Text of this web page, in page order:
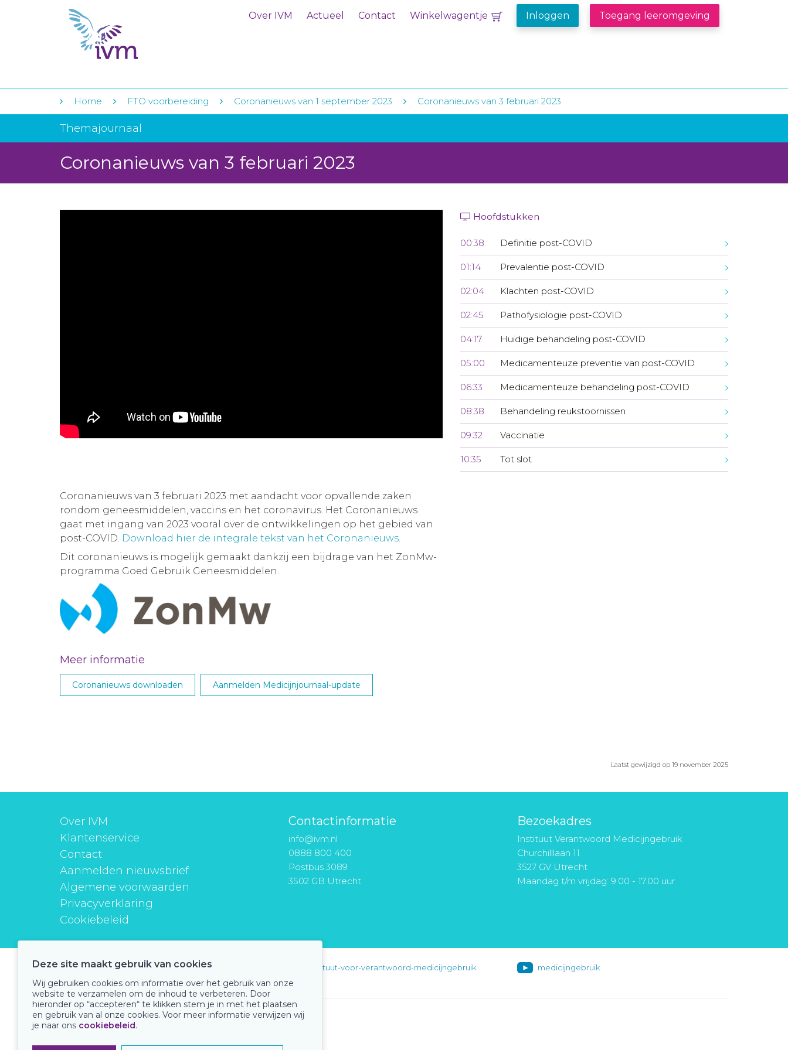
Over IVM Actueel Contact Winkelwagentje Inloggen Toegang leeromgeving
Home FTO voorbereiding Coronanieuws van 1 september 2023 Coronanieuws van 3 februari 2023
Themajournaal
Coronanieuws van 3 februari 2023
Hoofdstukken
00:38 Definitie post-COVID
01:14 Prevalentie post-COVID
02:04 Klachten post-COVID
02:45 Pathofysiologie post-COVID
04:17 Huidige behandeling post-COVID
05:00 Medicamenteuze preventie van post-COVID
06:33 Medicamenteuze behandeling post-COVID
08:38 Behandeling reukstoornissen
09:32 Vaccinatie
10:35 Tot slot
Coronanieuws van 3 februari 2023 met aandacht voor opvallende zaken
rondom geneesmiddelen, vaccins en het coronavirus. Het Coronanieuws
gaat met ingang van 2023 vooral over de ontwikkelingen op het gebied van
post-COVID. Download hier de integrale tekst van het Coronanieuws.
Dit coronanieuws is mogelijk gemaakt dankzij een bijdrage van het ZonMw-
programma Goed Gebruik Geneesmiddelen.
Meer informatie
Coronanieuws downloaden Aanmelden Medicijnjournaal-update
Laatst gewijzigd op 19 november 2025
Over IVM
Klantenservice
Contact
Aanmelden nieuwsbrief
Algemene voorwaarden
Privacyverklaring
Cookiebeleid
Contactinformatie
info@ivm.nl
0888 800 400
Postbus 3089
3502 GB Utrecht
Bezoekadres
Instituut Verantwoord Medicijngebruik
Churchilllaan 11
3527 GV Utrecht
Maandag t/m vrijdag: 9.00 - 17.00 uur
instituutverantwoordmedicijngebruik instituut-voor-verantwoord-medicijngebruik medicijngebruik
Onze keurmerken
Deze site maakt gebruik van cookies
Wij gebruiken cookies om informatie over het gebruik van onze
website te verzamelen om de inhoud te verbeteren. Door
hieronder op “accepteren“ te klikken stem je in met het plaatsen
en gebruik van al onze cookies. Voor meer informatie verwijzen wij
je naar ons cookiebeleid.